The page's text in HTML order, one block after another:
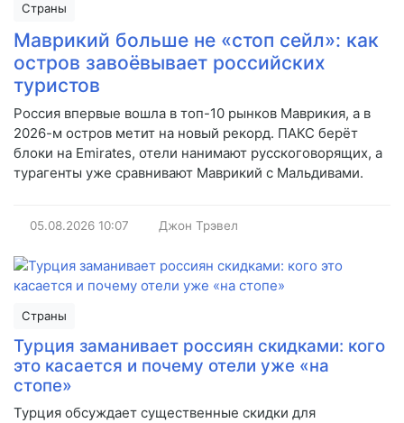
Страны
Маврикий больше не «стоп сейл»: как
остров завоёвывает российских
туристов
Россия впервые вошла в топ-10 рынков Маврикия, а в
2026-м остров метит на новый рекорд. ПАКС берёт
блоки на Emirates, отели нанимают русскоговорящих, а
турагенты уже сравнивают Маврикий с Мальдивами.
05.08.2026 10:07 Джон Трэвел
Страны
Турция заманивает россиян скидками: кого
это касается и почему отели уже «на
стопе»
Турция обсуждает существенные скидки для